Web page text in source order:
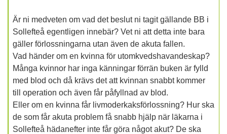
Är ni medveten om vad det beslut ni tagit gällande BB i
Sollefteå egentligen innebär? Vet ni att detta inte bara
gäller förlossningarna utan även de akuta fallen.
Vad händer om en kvinna för utomkvedshavandeskap?
Många kvinnor har inga känningar förrän buken är fylld
med blod och då krävs det att kvinnan snabbt kommer
till operation och även får påfyllnad av blod.
Eller om en kvinna får livmoderkaksförlossning? Hur ska
de som får akuta problem få snabb hjälp när läkarna i
Sollefteå hädanefter inte får göra något akut? De ska